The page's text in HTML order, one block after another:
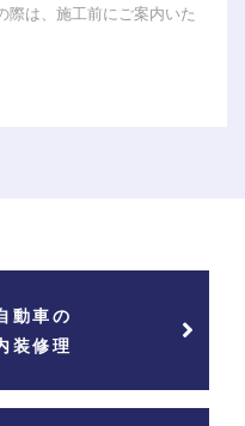
際は、施工前にご案内いた
動車の
装修理